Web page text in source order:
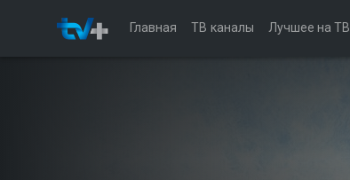
Главная ТВ каналы Лучшее на ТВ